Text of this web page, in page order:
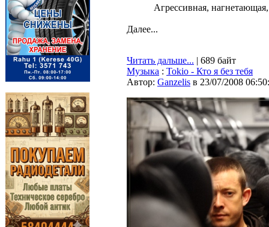
Агрессивная,
Далее...
Читать дальше... | 689 байт
Музыка : Tokio - Кто я без тебя
Автор: Ganzelis в 23/07/2008